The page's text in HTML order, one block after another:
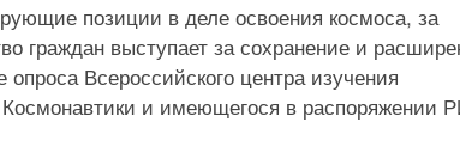
позиции в деле освоения космоса, за
граждан выступает за сохранение и
Всероссийского центра изучения
и имеющегося в распоряжении